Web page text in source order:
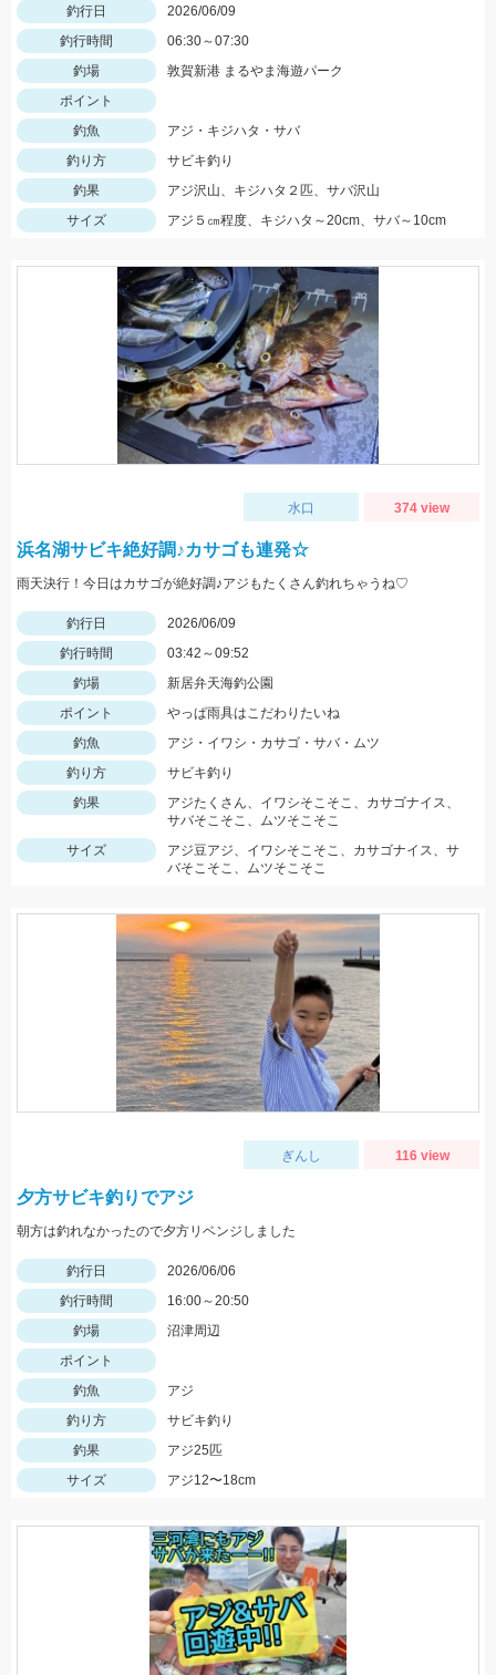
釣行日
2026/06/09
釣行時間
06:30～07:30
釣場
敦賀新港 まるやま海遊パーク
ポイント
釣魚
アジ・キジハタ・サバ
釣り方
サビキ釣り
釣果
アジ沢山、キジハタ２匹、サバ沢山
サイズ
アジ５㎝程度、キジハタ～20cm、サバ～10cm
水口 374 view
浜名湖サビキ絶好調♪カサゴも連発☆
雨天決行！今日はカサゴが絶好調♪アジもたくさん釣れちゃうね♡
釣行日
2026/06/09
釣行時間
03:42～09:52
釣場
新居弁天海釣公園
ポイント
やっぱ雨具はこだわりたいね
釣魚
アジ・イワシ・カサゴ・サバ・ムツ
釣り方
サビキ釣り
釣果
アジたくさん、イワシそこそこ、カサゴナイス、
サバそこそこ、ムツそこそこ
サイズ
アジ豆アジ、イワシそこそこ、カサゴナイス、サ
バそこそこ、ムツそこそこ
ぎんし 116 view
夕方サビキ釣りでアジ
朝方は釣れなかったので夕方リベンジしました
釣行日
2026/06/06
釣行時間
16:00～20:50
釣場
沼津周辺
ポイント
釣魚
アジ
釣り方
サビキ釣り
釣果
アジ25匹
サイズ
アジ12〜18cm